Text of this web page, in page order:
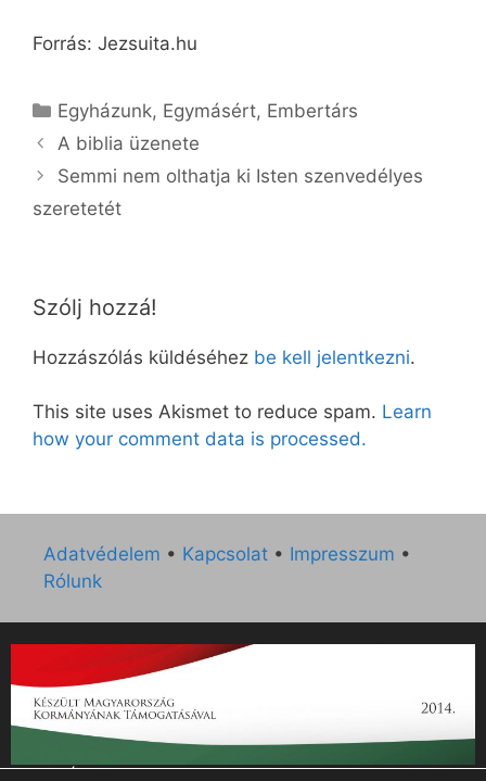
Forrás: Jezsuita.hu
Kategória
Egyházunk, Egymásért, Embertárs
A biblia üzenete
Semmi nem olthatja ki Isten szenvedélyes
szeretetét
Szólj hozzá!
Hozzászólás küldéséhez be kell jelentkezni.
This site uses Akismet to reduce spam. Learn
how your comment data is processed.
Adatvédelem • Kapcsolat • Impresszum •
Rólunk
„Az Új Ember katolikus hetilap 2014. évi működésének